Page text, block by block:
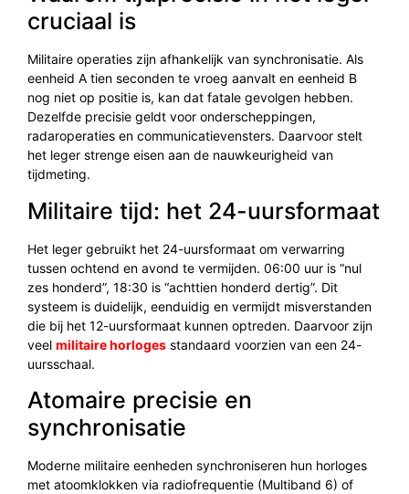
cruciaal is
Militaire operaties zijn afhankelijk van synchronisatie. Als
eenheid A tien seconden te vroeg aanvalt en eenheid B
nog niet op positie is, kan dat fatale gevolgen hebben.
Dezelfde precisie geldt voor onderscheppingen,
radaroperaties en communicatievensters. Daarvoor stelt
het leger strenge eisen aan de nauwkeurigheid van
tijdmeting.
Militaire tijd: het 24-uursformaat
Het leger gebruikt het 24-uursformaat om verwarring
tussen ochtend en avond te vermijden. 06:00 uur is “nul
zes honderd”, 18:30 is “achttien honderd dertig”. Dit
systeem is duidelijk, eenduidig en vermijdt misverstanden
die bij het 12-uursformaat kunnen optreden. Daarvoor zijn
veel militaire horloges standaard voorzien van een 24-
uursschaal.
Atomaire precisie en
synchronisatie
Moderne militaire eenheden synchroniseren hun horloges
met atoomklokken via radiofrequentie (Multiband 6) of